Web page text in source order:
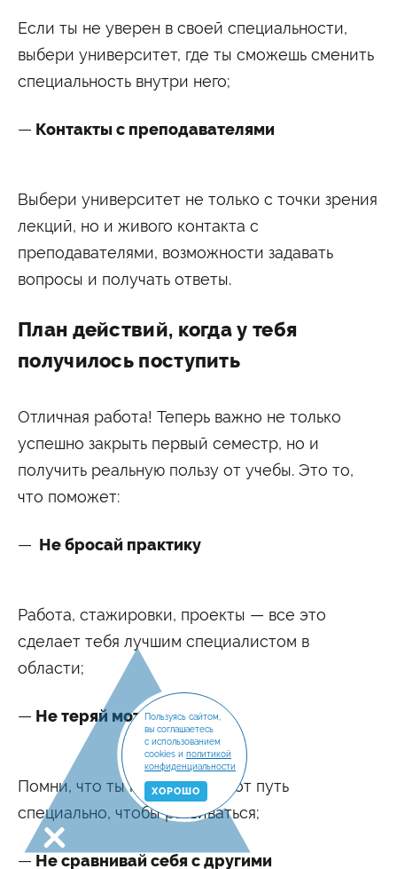
Если ты не уверен в своей специальности,
выбери университет, где ты сможешь сменить
специальность внутри него;
Контакты с преподавателями
Выбери университет не только с точки зрения
лекций, но и живого контакта с
преподавателями, возможности задавать
вопросы и получать ответы.
План действий, когда у тебя
получилось поступить
Отличная работа! Теперь важно не только
успешно закрыть первый семестр, но и
получить реальную пользу от учебы. Это то,
что поможет:
Не бросай практику
Работа, стажировки, проекты — все это
сделает тебя лучшим специалистом в
области;
Не теряй мотивацию
Помни, что ты проходишь этот путь
специально, чтобы развиваться;
Не сравнивай себя с другими
Пользуясь сайтом,
вы соглашаетесь
с использованием
cookies и политикой
конфиденциальности
ХОРОШО